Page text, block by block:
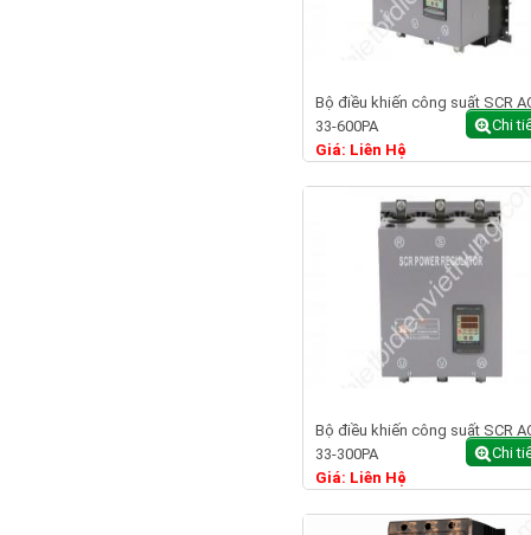
Bộ điều khiến công suất SCR
33-600PA
Giá: Liên Hệ
Chi
Bộ điều khiến công suất SCR
33-300PA
Giá: Liên Hệ
Chi